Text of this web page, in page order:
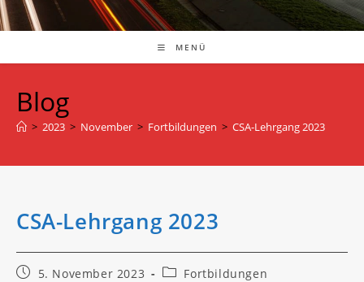
MENÜ
Blog
> 2023 > November > Fortbildungen > CSA-Lehrgang 2023
CSA-Lehrgang 2023
Beitrag5. November 2023
Beitrags-
Fortbildungen